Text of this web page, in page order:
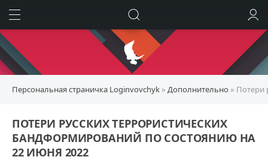
Персональная страничка Loginvovchyk » Дополнительно » Потери
ПОТЕРИ РУССКИХ ТЕРРОРИСТИЧЕСКИХ
БАНДФОРМИРОВАНИЙ ПО СОСТОЯНИЮ НА
22 ИЮНЯ 2022